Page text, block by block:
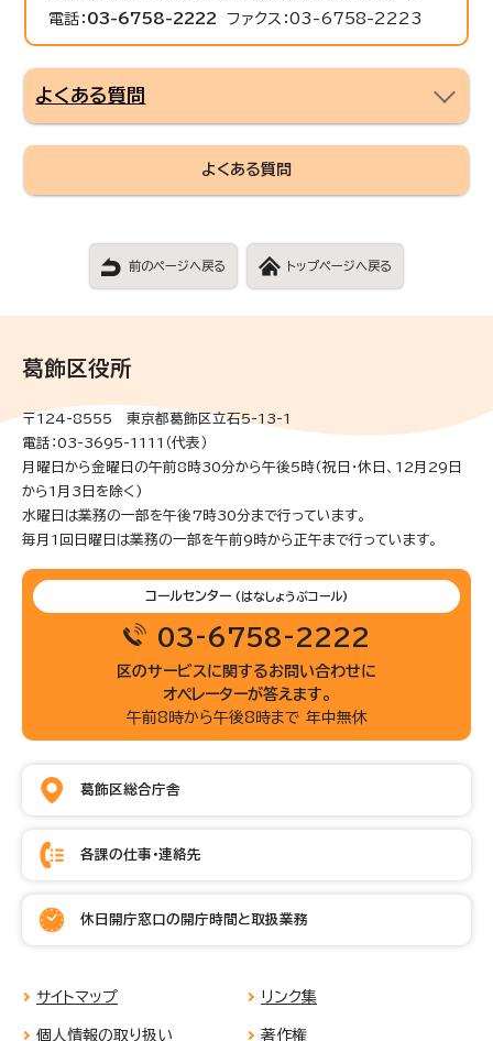
電話： 03-6758-2222 ファクス：03-6758-2223
よくある質問
よくある質問
前のページへ戻る トップページへ戻る
葛飾区役所
〒124-8555 東京都葛飾区立石5-13-1
電話：03-3695-1111（代表）
月曜日から金曜日の午前8時30分から午後5時(祝日・休日、12月29日
から1月3日を除く)
水曜日は業務の一部を午後7時30分まで行っています。
毎月1回日曜日は業務の一部を午前9時から正午まで行っています。
コールセンター (はなしょうぶコール)
03-6758-2222
区のサービスに関するお問い合わせに
オペレーターが答えます。
午前8時から午後8時まで 年中無休
葛飾区総合庁舎
各課の仕事・連絡先
休日開庁窓口の開庁時間と取扱業務
サイトマップ リンク集
個人情報の取り扱い 著作権